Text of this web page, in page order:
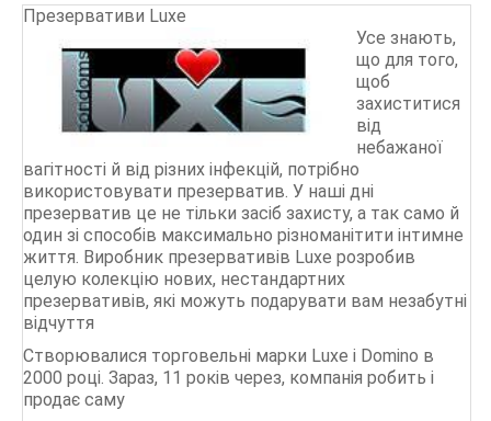
Sico
Innotex
Masculan
Lifestyles
Durex
Vizit
Contex
Презервативи Luxe
Усе знають,
що для того,
щоб
захиститися
від
небажаної
вагітності й від різних інфекцій, потрібно
використовувати презерватив. У наші дні
презерватив це не тільки засіб захисту, а так само й
один зі способів максимально різноманітити інтимне
життя. Виробник презервативів Luxe розробив
целую колекцію нових, нестандартних
презервативів, які можуть подарувати вам незабутні
відчуття
Створювалися торговельні марки Luxe і Domino в
2000 році. Зараз, 11 років через, компанія робить і
продає саму